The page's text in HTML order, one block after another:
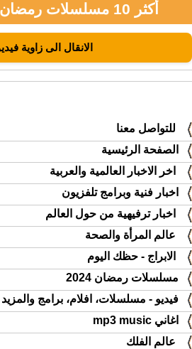
أكثر 10 مسلسلات رمضان 2026 مشاهدة
للتواصل معنا
الصفحة الرئيسية
اخر الاخبار العالمية والعربية
اخبار فنية وبرامج تلفزيون
اخبار ترفيهية من حول العالم
عالم المرأة والصحة
الابراج - حظك اليوم
مسلسلات رمضان 2024
فيديو - مسلسلات، افلام، برامج والمزيد
اغاني mp3 music
عالم الفلك